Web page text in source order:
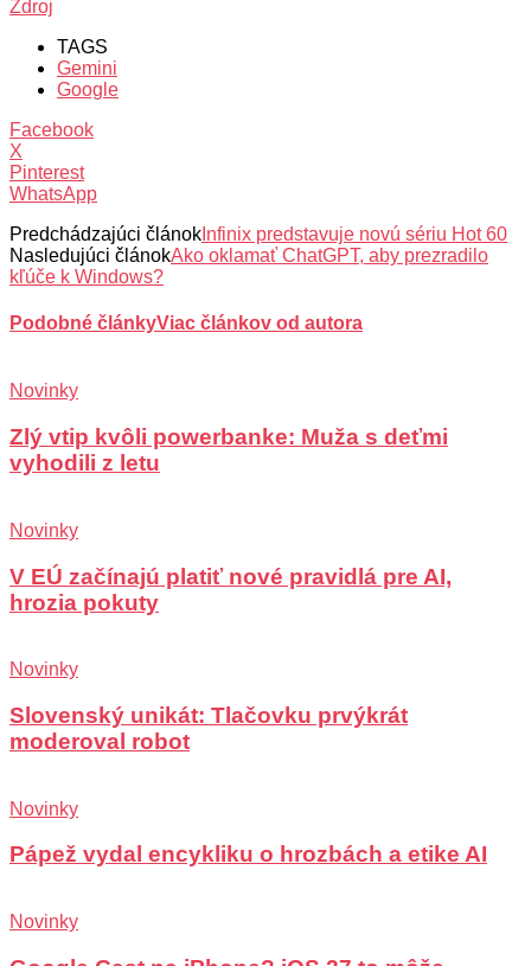
Zdroj
TAGS
Gemini
Google
Facebook
X
Pinterest
WhatsApp
Predchádzajúci článok Infinix predstavuje novú sériu Hot 60
Nasledujúci článokAko oklamať ChatGPT, aby prezradilo
kľúče k Windows?
Podobné článkyViac článkov od autora
Novinky
Zlý vtip kvôli powerbanke: Muža s deťmi
vyhodili z letu
Novinky
V EÚ začínajú platiť nové pravidlá pre AI,
hrozia pokuty
Novinky
Slovenský unikát: Tlačovku prvýkrát
moderoval robot
Novinky
Pápež vydal encykliku o hrozbách a etike AI
Novinky